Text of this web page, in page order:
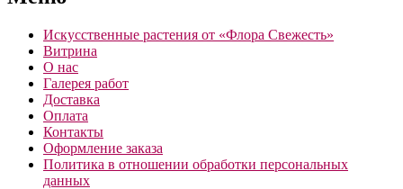
Искусственные растения от «Флора Свежесть»‎
Витрина
О нас
Галерея работ
Доставка
Оплата
Контакты
Оформление заказа
Политика в отношении обработки персональных
данных